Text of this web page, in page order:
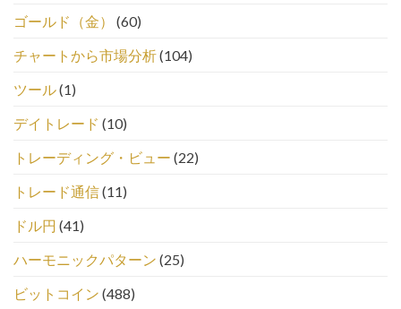
ゴールド（金）
(60)
チャートから市場分析(104)
ツール(1)
デイトレード (10)
トレーディング・ビュー (22)
トレード通信(11)
ドル円 (41)
ハーモニックパターン (25)
ビットコイン (488)